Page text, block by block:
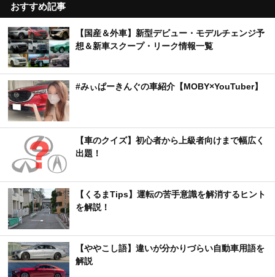
おすすめ記事
【国産＆外車】新型デビュー・モデルチェンジ予
想＆新車スクープ・リーク情報一覧
#みぃぱーきんぐの車紹介【MOBY×YouTuber】
【車のクイズ】初心者から上級者向けまで幅広く
出題！
【くるまTips】運転の苦手意識を解消するヒント
を解説！
【ややこし語】違いが分かりづらい自動車用語を
解説